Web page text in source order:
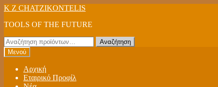
Απευθείας
στην
Μετάβαση
περιεχόμενο
K Z CHATZIKONTELIS
TOOLS OF THE FUTURE
Αναζήτηση
για:
Αναζήτηση
Μενού
Αρχική
Εταιρικό Προφίλ